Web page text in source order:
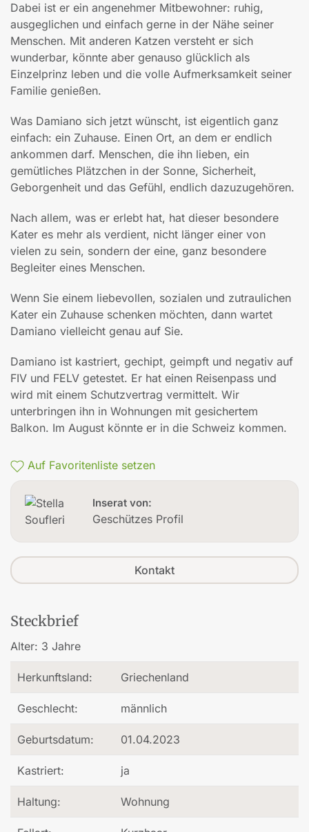
Dabei ist er ein angenehmer Mitbewohner: ruhig,
ausgeglichen und einfach gerne in der Nähe seiner
Menschen. Mit anderen Katzen versteht er sich
wunderbar, könnte aber genauso glücklich als
Einzelprinz leben und die volle Aufmerksamkeit seiner
Familie genießen.
Was Damiano sich jetzt wünscht, ist eigentlich ganz
einfach: ein Zuhause. Einen Ort, an dem er endlich
ankommen darf. Menschen, die ihn lieben, ein
gemütliches Plätzchen in der Sonne, Sicherheit,
Geborgenheit und das Gefühl, endlich dazuzugehören.
Nach allem, was er erlebt hat, hat dieser besondere
Kater es mehr als verdient, nicht länger einer von
vielen zu sein, sondern der eine, ganz besondere
Begleiter eines Menschen.
Wenn Sie einem liebevollen, sozialen und zutraulichen
Kater ein Zuhause schenken möchten, dann wartet
Damiano vielleicht genau auf Sie.
Damiano ist kastriert, gechipt, geimpft und negativ auf
FIV und FELV getestet. Er hat einen Reisenpass und
wird mit einem Schutzvertrag vermittelt. Wir
unterbringen ihn in Wohnungen mit gesichertem
Balkon. Im August könnte er in die Schweiz kommen.
Auf Favoritenliste setzen
Inserat von:
Geschützes Profil
Kontakt
Steckbrief
Alter: 3 Jahre
Herkunftsland: Griechenland
Geschlecht: männlich
Geburtsdatum: 01.04.2023
Kastriert: ja
Haltung: Wohnung